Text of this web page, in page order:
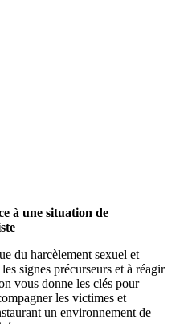
à une situation de
du harcèlement sexuel et
signes précurseurs et à réagir
vous donne les clés pour
les victimes et
un environnement de